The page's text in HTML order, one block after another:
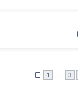
1 … 3